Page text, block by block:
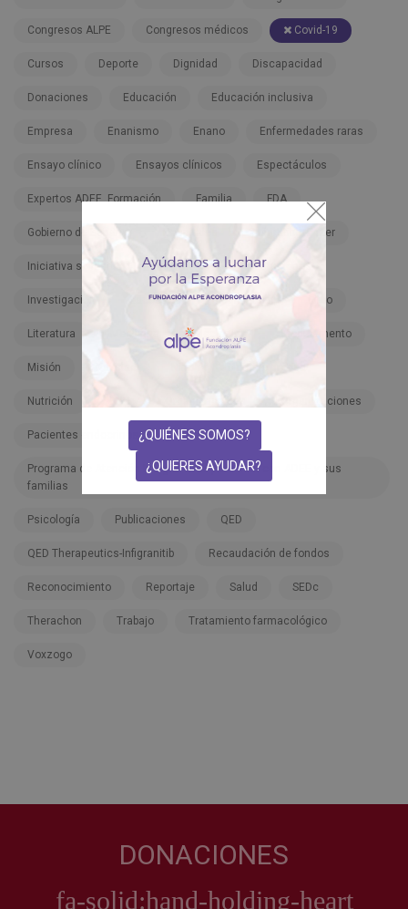
Congresos ALPE Congresos médicos Covid-19
Cursos Deporte Dignidad Discapacidad
Donaciones Educación Educación inclusiva
Empresa Enanismo Enano Enfermedades raras
Ensayo clínico Ensayos clínicos Espectáculos
Expertos ADEE. Formación Familia FDA
Gobierno de España Hospitales Infigratinib-Pfizer
Iniciativa solidaria Inspiración Instituciones
Investigación Lactantes Legislación Libro
Literatura Meclozine Medicamento
Misión
Nutrición Organizaciones
Pacientes endocrinos Pfizer
Programa de Atención Integral a las personas con ADEE y sus
familias
Psicología Publicaciones QED
QED Therapeutics-Infigranitib Recaudación de fondos
Reconocimiento Reportaje Salud SEDc
Therachon Trabajo Tratamiento farmacológico
Voxzogo
DONACIONES
¿QUIÉNES SOMOS?
¿QUIERES AYUDAR?